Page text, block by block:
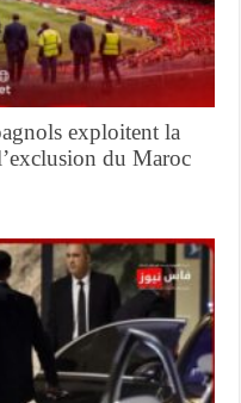
exploitent la
du Maroc